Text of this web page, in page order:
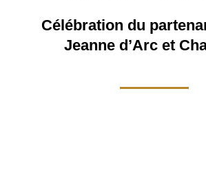
Célébration du
Jeanne d’Arc et